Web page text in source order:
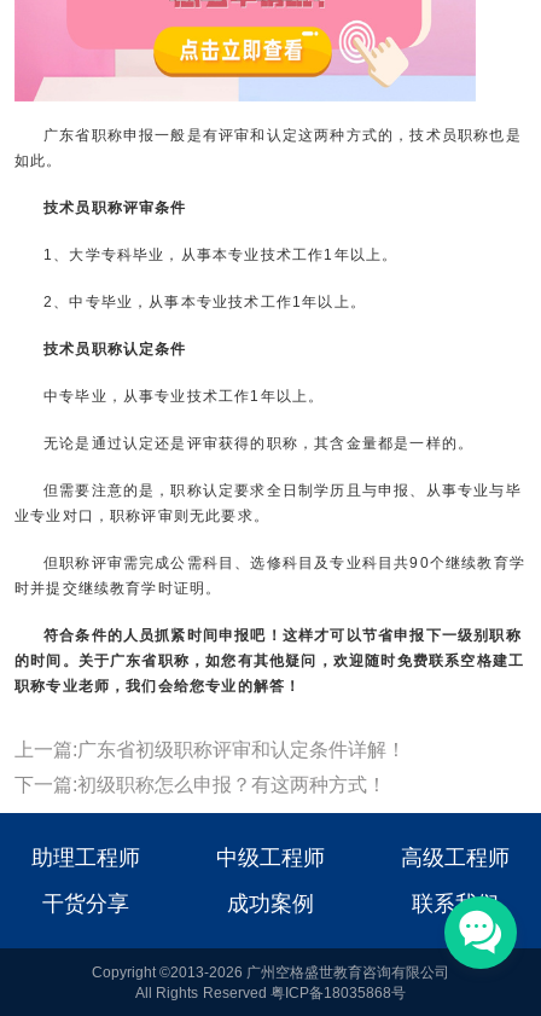
广东省职称申报一般是有评审和认定这两种方式的，技术员职称也是
如此。
技术员职称评审条件
1、大学专科毕业，从事本专业技术工作1年以上。
2、中专毕业，从事本专业技术工作1年以上。
技术员职称认定条件
中专毕业，从事专业技术工作1年以上。
无论是通过认定还是评审获得的职称，其含金量都是一样的。
但需要注意的是，职称认定要求全日制学历且与申报、从事专业与毕
业专业对口，职称评审则无此要求。
但职称评审需完成公需科目、选修科目及专业科目共90个继续教育学
时并提交继续教育学时证明。
符合条件的人员抓紧时间申报吧！这样才可以节省申报下一级别职称
的时间。关于广东省职称，如您有其他疑问，欢迎随时免费联系空格建工
职称专业老师，我们会给您专业的解答！
上一篇:广东省初级职称评审和认定条件详解！
下一篇:初级职称怎么申报？有这两种方式！
助理工程师 中级工程师
高级工程师
干货分享
成功案例 联系我们
Copyright ©2013-2026 广州空格盛世教育咨询有限公司
All Rights Reserved 粤ICP备18035868号